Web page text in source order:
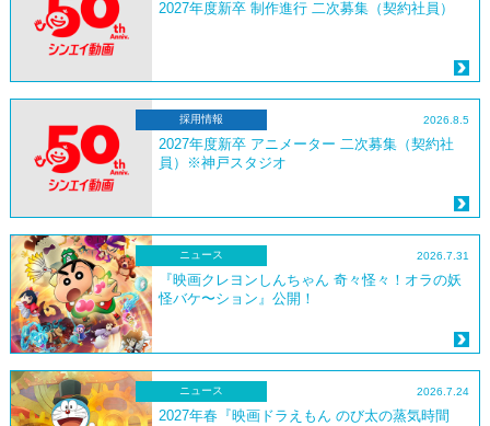
2027年度新卒 制作進行 二次募集（契約社員）
採用情報 2026.8.5
2027年度新卒 アニメーター 二次募集（契約社
員）※神戸スタジオ
ニュース 2026.7.31
『映画クレヨンしんちゃん 奇々怪々！オラの妖
怪バケ〜ション』公開！
ニュース 2026.7.24
2027年春『映画ドラえもん のび太の蒸気時間